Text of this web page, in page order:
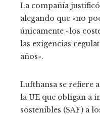
La compañía
alegando que «no
únicamente «los
las exigencias
años».
Lufthansa se refiere
la UE que obligan a
sostenibles (SAF) a